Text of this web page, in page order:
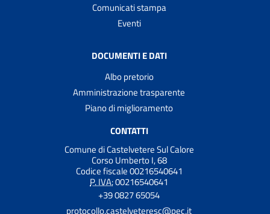
Comunicati stampa
Eventi
DOCUMENTI E DATI
Albo pretorio
Amministrazione trasparente
Piano di miglioramento
CONTATTI
Comune di Castelvetere Sul Calore
Corso Umberto I, 68
Codice fiscale 00216540641
P. IVA:00216540641
+39 0827 65054
protocollo.castelveteresc@pec.it